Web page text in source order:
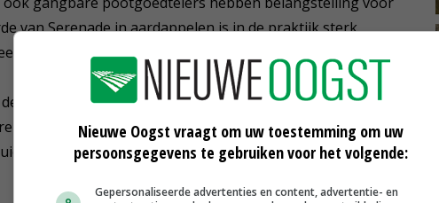
van Serenade in aardappelen is in de praktijk sterk
en de grondsoort waarop dat gebeurt', zegt Uwland.
met een zogeheten veurbehandeling van Serenade in
weggroei van het gewas en een betere wortelvorming. 'We
resulteert in hogere opbrengsten en minder uitval door
Nieuwe Oogst vraagt om uw toestemming om uw
persoonsgegevens te gebruiken voor het volgende:
Gepersonaliseerde advertenties en content, advertentie- en